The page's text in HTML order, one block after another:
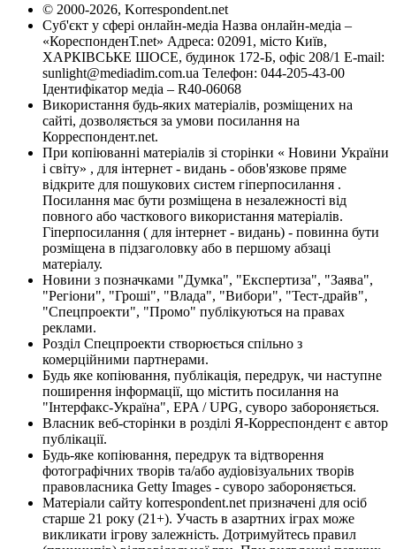
© 2000-2026, Korrespondent.net
Суб'єкт у сфері онлайн-медіа Назва онлайн-медіа –
«КореспонденТ.net» Адреса: 02091, місто Київ,
ХАРКІВСЬКЕ ШОСЕ, будинок 172-Б, офіс 208/1 E-mail:
sunlight@mediadim.com.ua Телефон: 044-205-43-00
Ідентифікатор медіа – R40-06068
Використання будь-яких матеріалів, розміщених на
сайті, дозволяється за умови посилання на
Корреспондент.net.
При копіюванні матеріалів зі сторінки « Новини України
і світу» , для інтернет - видань - обов'язкове пряме
відкрите для пошукових систем гіперпосилання .
Посилання має бути розміщена в незалежності від
повного або часткового використання матеріалів.
Гіперпосилання ( для інтернет - видань) - повинна бути
розміщена в підзаголовку або в першому абзаці
матеріалу.
Новини з позначками "Думка", "Експертиза", "Заява",
"Регіони", "Гроші", "Влада", "Вибори", "Тест-драйв",
"Спецпроекти", "Промо" публікуються на правах
реклами.
Розділ Спецпроекти створюється спільно з
комерційними партнерами.
Будь яке копіювання, публікація, передрук, чи наступне
поширення інформації, що містить посилання на
"Інтерфакс-Україна", EPA / UPG, суворо забороняється.
Власник веб-сторінки в розділі Я-Корреспондент є автор
публікації.
Будь-яке копіювання, передрук та відтворення
фотографічних творів та/або аудіовізуальних творів
правовласника Getty Images - суворо забороняється.
Матеріали сайту korrespondent.net призначені для осіб
старше 21 року (21+). Участь в азартних іграх може
викликати ігрову залежність. Дотримуйтесь правил